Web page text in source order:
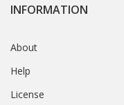
INFORMATION
About
Help
License